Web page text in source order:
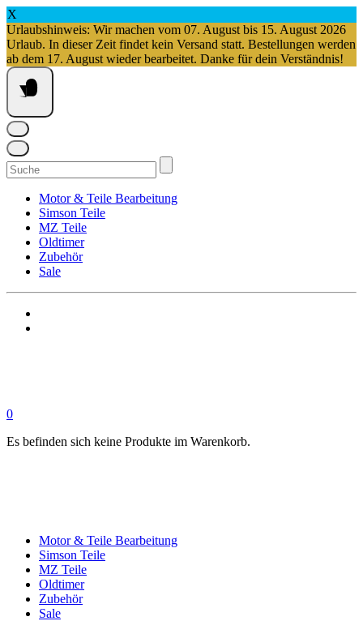
X
Urlaubshinweis: Wir machen vom 07. August bis 15. August 2026
Urlaub. In dieser Zeit findet kein Versand statt. Bestellungen werden
ab dem 17. August wieder bearbeitet. Danke für dein Verständnis!
Springe
zum
Inhalt
Suchen
nach:
Motor & Teile Bearbeitung
Simson Teile
MZ Teile
Oldtimer
Zubehör
Sale
0
Es befinden sich keine Produkte im Warenkorb.
Motor & Teile Bearbeitung
Simson Teile
MZ Teile
Oldtimer
Zubehör
Sale